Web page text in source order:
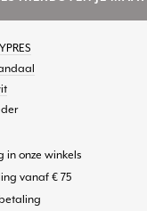
in onze winkels
vanaf € 75